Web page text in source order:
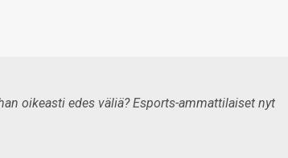
oikeasti edes väliä? Esports-ammattilaiset nyt